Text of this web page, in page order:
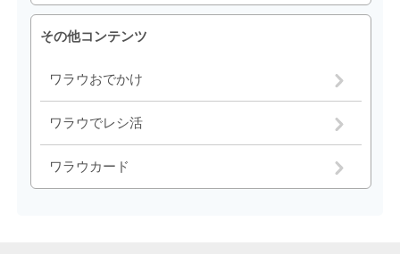
その他コンテンツ
ワラウおでかけ
ワラウでレシ活
ワラウカード